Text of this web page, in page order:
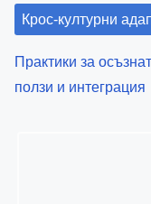
Крос-културни
Практики за
ползи и интеграция